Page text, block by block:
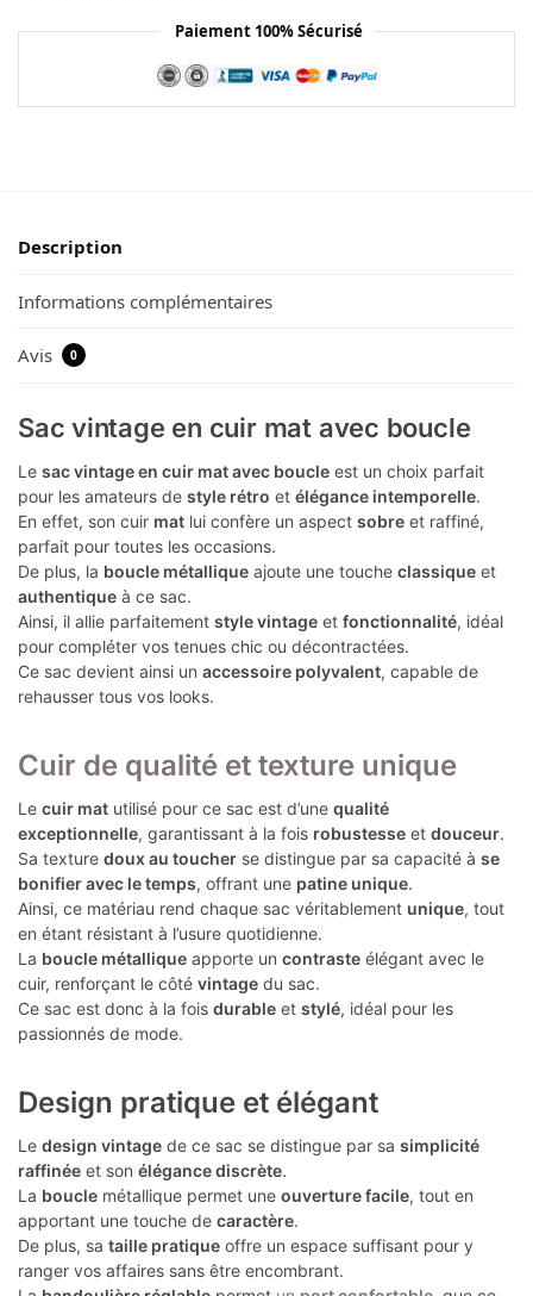
Paiement 100% Sécurisé
Description
Informations complémentaires
Avis 0
Sac vintage en cuir mat avec boucle
Le sac vintage en cuir mat avec boucle est un choix parfait
pour les amateurs de style rétro et élégance intemporelle.
En effet, son cuir mat lui confère un aspect sobre et raffiné,
parfait pour toutes les occasions.
De plus, la boucle métallique ajoute une touche classique et
authentique à ce sac.
Ainsi, il allie parfaitement style vintage et fonctionnalité, idéal
pour compléter vos tenues chic ou décontractées.
Ce sac devient ainsi un accessoire polyvalent, capable de
rehausser tous vos looks.
Cuir de qualité et texture unique
Le cuir mat utilisé pour ce sac est d’une qualité
exceptionnelle, garantissant à la fois robustesse et douceur.
Sa texture doux au toucher se distingue par sa capacité à se
bonifier avec le temps, offrant une patine unique.
Ainsi, ce matériau rend chaque sac véritablement unique, tout
en étant résistant à l’usure quotidienne.
La boucle métallique apporte un contraste élégant avec le
cuir, renforçant le côté vintage du sac.
Ce sac est donc à la fois durable et stylé, idéal pour les
passionnés de mode.
Design pratique et élégant
Le design vintage de ce sac se distingue par sa simplicité
raffinée et son élégance discrète.
La boucle métallique permet une ouverture facile, tout en
apportant une touche de caractère.
De plus, sa taille pratique offre un espace suffisant pour y
ranger vos affaires sans être encombrant.